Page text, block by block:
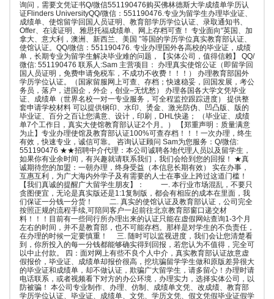
询问，需要文凭证书Q/微信551190476购买佛林德斯大学成绩单学历认
证Flinders UniversityQQ/微信：551190476.专业为留学生办理毕业证、
成绩单、使馆留学回国人员证明、教育部学历学位认证、录取通知书、
Offer、在读证明、雅思托福成绩单、网上存档可查！ 专业面向“英国、加
拿大、意大利，澳洲、新西兰、美国 ”等国的学历学位真实教育部认证、
使馆认证。QQ/微信：551190476. 专业办理国外各高校的毕业证，成绩
单，长期专业为留学生解决毕业难的问题，【实体公司，值得信赖】 QQ/
微信: 551190476 联系人:Sam 主营项目： 办理真实使馆公证（即留学回
国人员证明，免费申请免税车，不成功不收费！！！） 办理教育部国外
学历学位认证。（国家留服网上可查、存档；快速稳妥，回国发展，考公
务员，落户，进国企，外企，创业–无忧愁） 办理各国各大学文凭毕业
证、成绩单（世界名校一对一专业服务，可全程监控跟踪进度） 提供整
套申请学校材料 可以提供钢印、水印、烫金、激光防伪、凹凸版、版的
毕业证、百分之百让您满意、设计，印刷，DHL快递； （毕业证、成绩
单7个工作日，真实大使馆教育部认证2个月。） 【郑重声明：质量满意
为止】专业办理使馆及教育部认证100%可查存档！！！一次办理，终生
有效，快速专业，诚信可靠。 咨询认证顾问 Sam为您服务：Q/微信:
551190476 ★★招聘中介代理：本公司诚聘各地代理人员以及留学生，
如果你有业余时间，有兴趣就请联系我们，我们会给到您的回报！ ★真
诚期待您的加盟：一朝办理，终身受益（本信息长期有效） 实在办事，
互惠互利，为广大海内外学子及有需要的人士在事业上跨过这道门槛！
【我们真诚的提醒广大留学生朋友】： 一. 本行业市场混乱，不要只
贪图便宜，无论是真实版还是1:1复制版，都会有相应的成本在里面，我
们保证一分钱一分货！ 二. 真实的使馆认证及教育部认证，公司完全
按照正规的流程手续,可陪同客户一起前往北京教育部窗口递交材
料！！！目前有一些同行所办理出来的认证只能在虚假网站查询1-3个月
左右的时间，并不是教育部，也不可能存档。那样是对学生的不负责任，
在办理的时候一定要慎重！ 三. 随时可以监视进度，我们会让您清楚看
到，你所投入的每一分钱都能够确实得到回报，若您认为不值得，完全可
以中止付款。 四：面对网上有些不良个人中介，真实教育部认证故意虚
假报价，毕业证、成绩单却报价很高，挖坑骗留学学生做和原版差异很大
的毕业证和成绩单，却不做认证，欺骗广大留学生，请多留心！办理时请
电话联系，或者视频看下对方的办公环境，办理实力，选择实体公司，以
防被骗！ 本公司专业制作、办理、仿制、成绩单文凭、改成绩、教育部
学历学位认证、毕业证、成绩单、文凭、学历文凭、假文凭假毕业证假学